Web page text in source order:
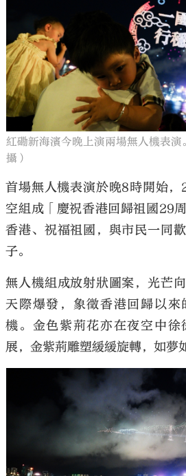
紅磡新海濱今晚上演兩場無人機表演
攝）
首場無人機表演於晚8時開始
空組成「慶祝香港回歸祖國29
香港、祝福祖國，與市民一同
子。
無人機組成放射狀圖案，光芒
天際爆發，象徵香港回歸以來
機。金色紫荊花亦在夜空中徐
展，金紫荊雕塑緩緩旋轉，如夢